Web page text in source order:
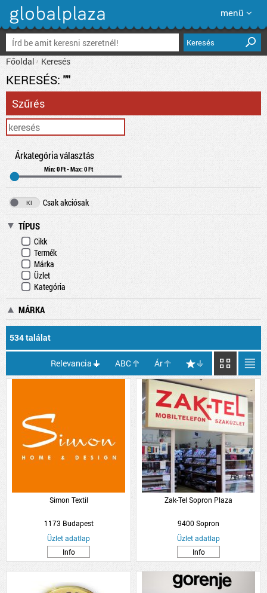
menü
Keresés
Főoldal Keresés
KERESÉS: ""
Szűrés
Árkategória választás
Min: 0 Ft - Max: 0 Ft
Csak akciósak
TÍPUS
Cikk
Termék
Márka
Üzlet
Kategória
MÁRKA
534 találat
Relevancia ABC Ár
Simon Textil
1173 Budapest
Üzlet adatlap
Info
Zak-Tel Sopron Plaza
9400 Sopron
Üzlet adatlap
Info